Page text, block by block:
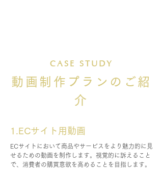
CASE STUDY
動画制作プランのご紹
介
1.ECサイト用動画
ECサイトにおいて商品やサービスをより魅力的に見
せるための動画を制作します。視覚的に訴えること
で、消費者の購買意欲を高めることを目指します。